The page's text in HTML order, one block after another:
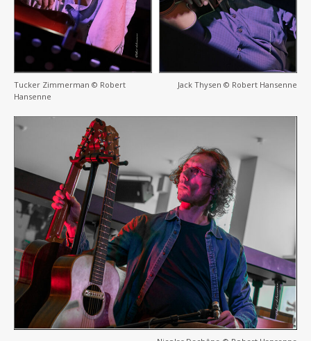
Tucker Zimmerman © Robert
Hansenne
Jack Thysen © Robert Hansenne